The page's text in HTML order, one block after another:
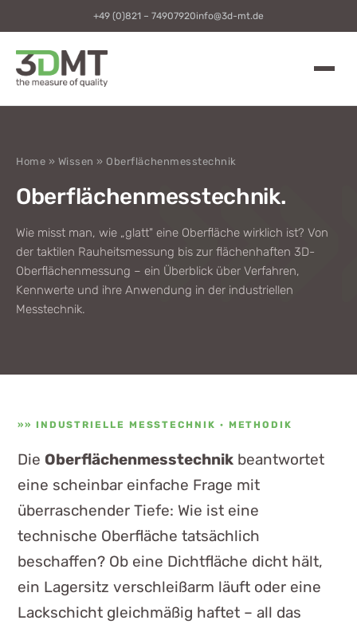
+49 (0)821 – 74907920info@3d-mt.de
Home » Wissen » Oberflächenmesstechnik
Oberflächenmesstechnik.
Wie misst man, wie „glatt" eine Oberfläche wirklich ist? Von
der taktilen Rauheitsmessung bis zur flächenhaften 3D-
Oberflächenmessung – ein Überblick über Verfahren,
Kennwerte und ihre Anwendung in der industriellen
Messtechnik.
INDUSTRIELLE MESSTECHNIK · METHODIK
Die Oberflächenmesstechnik beantwortet
eine scheinbar einfache Frage mit
überraschender Tiefe: Wie ist eine
technische Oberfläche tatsächlich
beschaffen? Ob eine Dichtfläche dicht hält,
ein Lagersitz verschleißarm läuft oder eine
Lackschicht gleichmäßig haftet – all das